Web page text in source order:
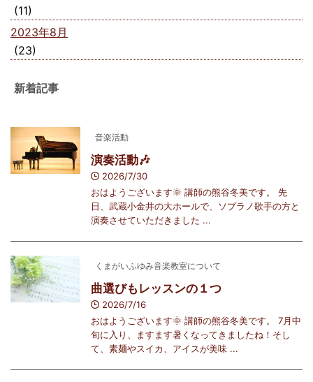
(11)
2023年8月
(23)
新着記事
音楽活動
演奏活動🎶
2026/7/30
おはようございます🌞 講師の熊谷冬美です。 先
日、武蔵小金井の大ホールで、ソプラノ歌手の方と
演奏させていただきました ...
くまがいふゆみ音楽教室について
曲選びもレッスンの１つ
2026/7/16
おはようございます🌞 講師の熊谷冬美です。 7月中
旬に入り、ますます暑くなってきましたね！そし
て、素麺やスイカ、アイスが美味 ...